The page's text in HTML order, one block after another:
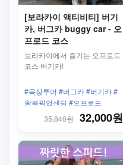
[보라카이 액티비티] 버기
카, 버그카 buggy car - 오
프로드 코스
보라카이에서 즐기는 오프로드
코스 버기카!
#육상투어 #버그카 #버기카 #
왕복픽업샌딩 #오프로드
35,840원 32,000원